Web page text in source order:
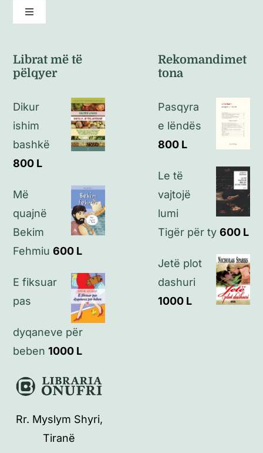
Toggle
Politikat e kthimeve
Politikat e privatësisë
Librat më të
pëlqyer
Dikur
ishim
bashkë
800 L
Më
quajnë
Bekim
Fehmiu 600 L
E fiksuar
pas
dyqaneve për
beben 1000 L
Rekomandimet
tona
Pasqyra
e lëndës
800 L
Le të
vajtojë
lumi
Tigër për ty 600 L
Jetë plot
dashuri
1000 L
Rr. Myslym Shyri,
Tiranë